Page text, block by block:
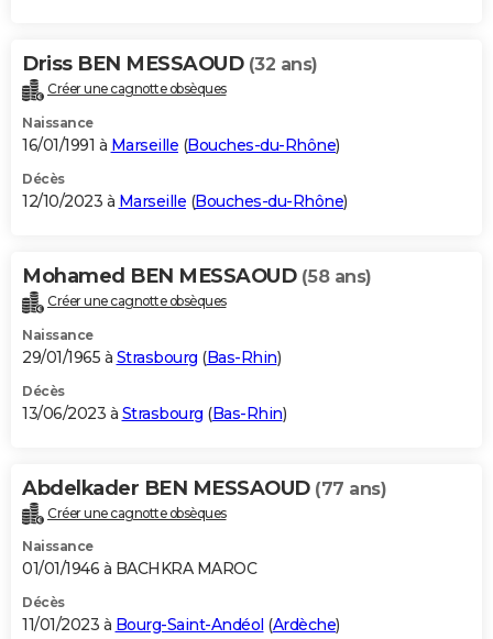
Driss BEN MESSAOUD (32 ans)
Créer une cagnotte obsèques
Naissance
16/01/1991 à Marseille (Bouches-du-Rhône)
Décès
12/10/2023 à Marseille (Bouches-du-Rhône)
Mohamed BEN MESSAOUD (58 ans)
Créer une cagnotte obsèques
Naissance
29/01/1965 à Strasbourg (Bas-Rhin)
Décès
13/06/2023 à Strasbourg (Bas-Rhin)
Abdelkader BEN MESSAOUD (77 ans)
Créer une cagnotte obsèques
Naissance
01/01/1946 à BACHKRA MAROC
Décès
11/01/2023 à Bourg-Saint-Andéol (Ardèche)